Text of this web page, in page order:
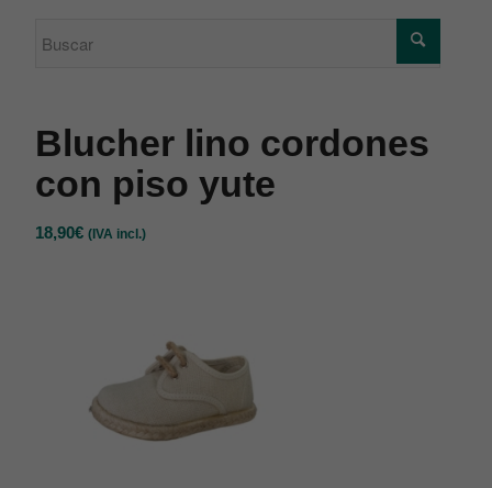
Blucher lino cordones
con piso yute
18,90€ (IVA incl.)